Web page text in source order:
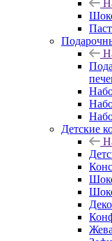
Детские